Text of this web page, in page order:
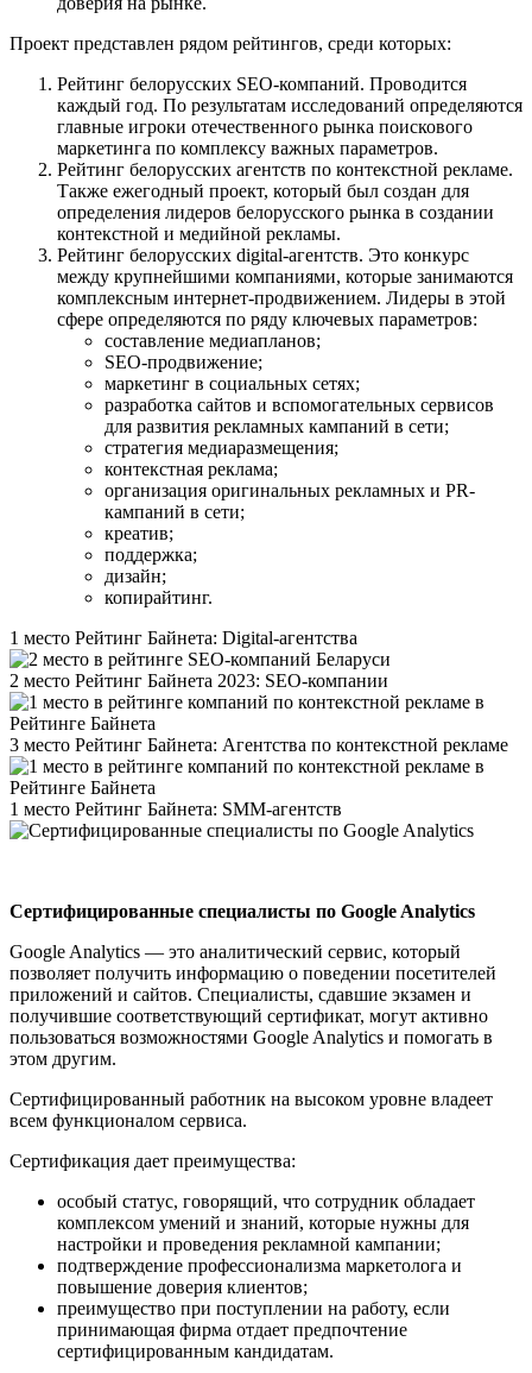
Проект представлен рядом рейтингов, среди которых:
Рейтинг белорусских SEO-компаний. Проводится
каждый год. По результатам исследований определяются
главные игроки отечественного рынка поискового
маркетинга по комплексу важных параметров.
Рейтинг белорусских агентств по контекстной рекламе.
Также ежегодный проект, который был создан для
определения лидеров белорусского рынка в создании
контекстной и медийной рекламы.
Рейтинг белорусских digital-агентств. Это конкурс
между крупнейшими компаниями, которые занимаются
комплексным интернет-продвижением. Лидеры в этой
сфере определяются по ряду ключевых параметров:
составление медиапланов;
SEO-продвижение;
маркетинг в социальных сетях;
разработка сайтов и вспомогательных сервисов
для развития рекламных кампаний в сети;
стратегия медиаразмещения;
контекстная реклама;
организация оригинальных рекламных и PR-
кампаний в сети;
креатив;
поддержка;
дизайн;
копирайтинг.
1 место Рейтинг Байнета: Digital-агентства
2 место Рейтинг Байнета 2023: SEO-компании
3 место Рейтинг Байнета: Агентства по контекстной рекламе
1 место Рейтинг Байнета: SMM-агентств
Сертифицированные специалисты по Google Analytics
Google Analytics — это аналитический сервис, который
позволяет получить информацию о поведении посетителей
приложений и сайтов. Специалисты, сдавшие экзамен и
получившие соответствующий сертификат, могут активно
пользоваться возможностями Google Analytics и помогать в
этом другим.
Сертифицированный работник на высоком уровне владеет
всем функционалом сервиса.
Сертификация дает преимущества:
особый статус, говорящий, что сотрудник обладает
комплексом умений и знаний, которые нужны для
настройки и проведения рекламной кампании;
подтверждение профессионализма маркетолога и
повышение доверия клиентов;
преимущество при поступлении на работу, если
принимающая фирма отдает предпочтение
сертифицированным кандидатам.